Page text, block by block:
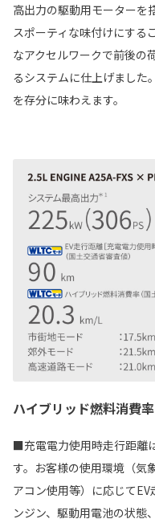
高出力の駆動用モーターを
スポーティな味付けにする
なアクセルワークで前後の
るシステムに仕上げました
を存分に味わえます。
ハイブリッド燃料消費
■充電電力使用時走行距離
す。お客様の使用環境（気
アコン使用等）に応じて
ンジン、駆動用電池の状態